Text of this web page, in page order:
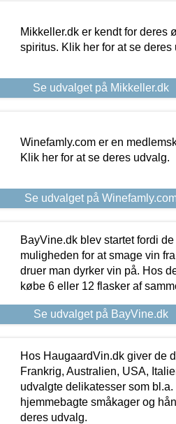
Mikkeller.dk er kendt for
spiritus. Klik her for at se deres
Se udvalget på Mikkeller.dk
Winefamly.com er en
Klik her for at se deres udvalg.
Se udvalget på
BayVine.dk blev startet fordi
muligheden for at smage vin
druer man dyrker vin på. Hos
købe 6 eller 12 flasker af
Se udvalget på BayVine.dk
Hos HaugaardVin.dk giver de
Frankrig, Australien, USA,
udvalgte delikatesser som
hjemmebagte småkager og
deres udvalg.